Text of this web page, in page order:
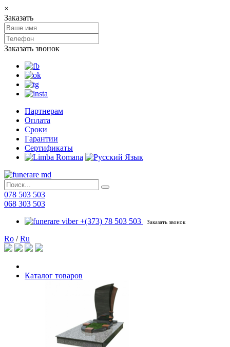
×
Заказать
Заказать звонок
Партнерам
Оплата
Сроки
Гарантии
Сертификаты
078 503 503
068 303 503
+(373) 78 503 503
Заказать звонок
Ro /Ru
Каталог товаров